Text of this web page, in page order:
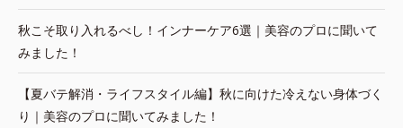
秋こそ取り入れるべし！インナーケア6選｜美容のプロに聞いて
みました！
【夏バテ解消・ライフスタイル編】秋に向けた冷えない身体づく
り｜美容のプロに聞いてみました！